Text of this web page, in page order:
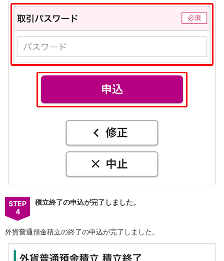
STEP
4
積立終了の申込が完了しました。
外貨普通預金積立の終了の申込が完了しました。